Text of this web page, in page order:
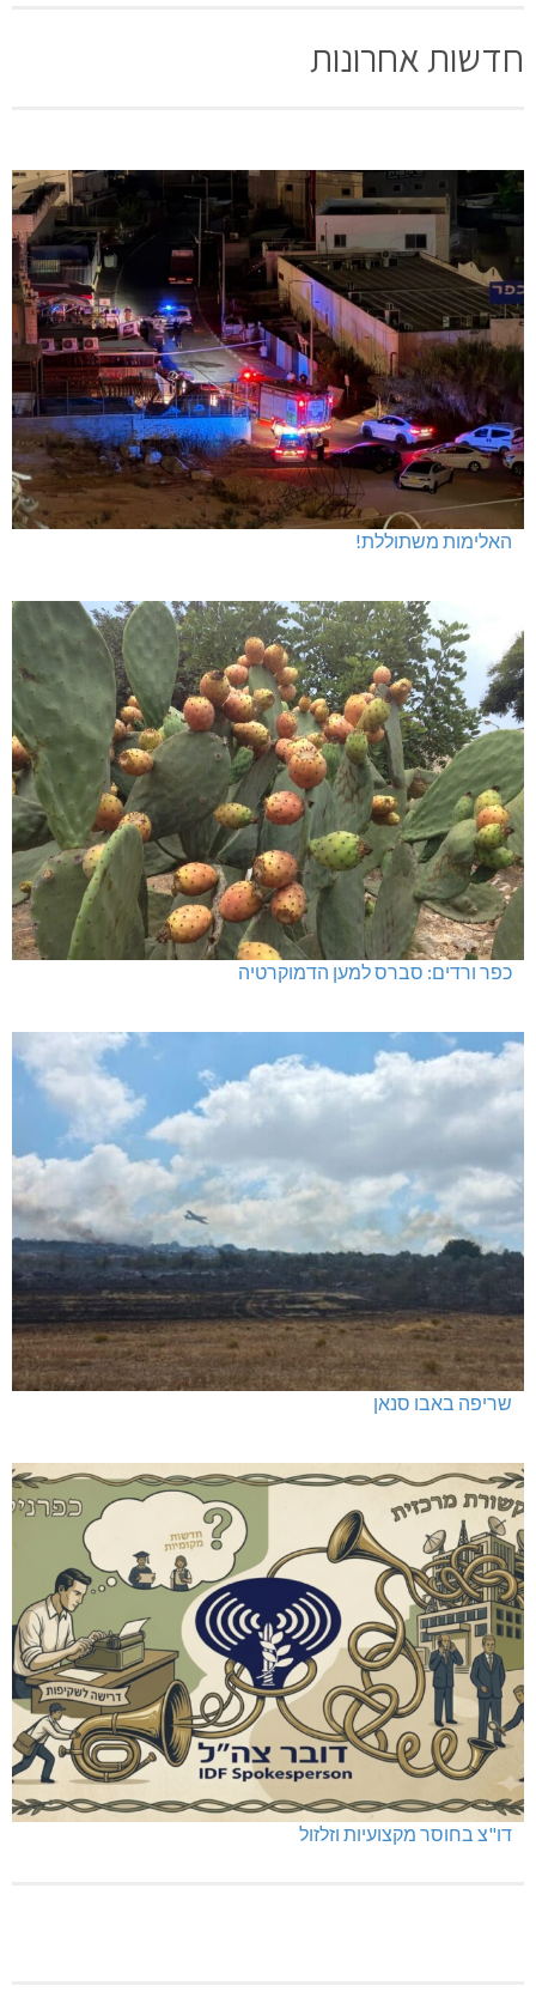
חדשות אחרונות
האלימות משתוללת!
כפר ורדים: סברס למען הדמוקרטיה
שריפה באבו סנאן
דו"צ בחוסר מקצועיות וזלזול